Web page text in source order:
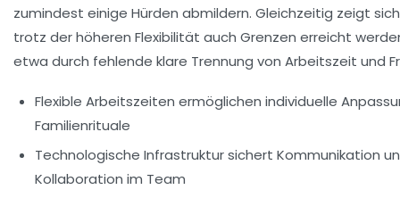
zumindest einige Hürden abmildern. Gleichzeitig zeigt
trotz der höheren Flexibilität auch Grenzen erreicht
etwa durch fehlende klare Trennung von Arbeitszeit und
Flexible Arbeitszeiten ermöglichen individuelle
Familienrituale
Technologische Infrastruktur sichert Kommunikation
Kollaboration im Team